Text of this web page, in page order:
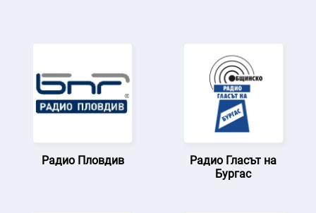
Радио Пловдив
Радио Гласът на
Бургас